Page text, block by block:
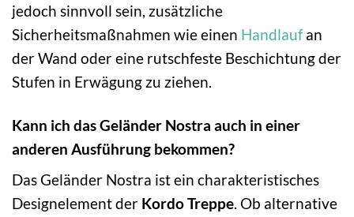
jedoch sinnvoll sein, zusätzliche
Sicherheitsmaßnahmen wie einen Handlaufan
der Wand oder eine rutschfeste Beschichtung der
Stufen in Erwägung zu ziehen.
Kann ich das Geländer Nostra auch in einer
anderen Ausführung bekommen?
Das Geländer Nostra ist ein charakteristisches
Designelement der Kordo Treppe. Ob alternative